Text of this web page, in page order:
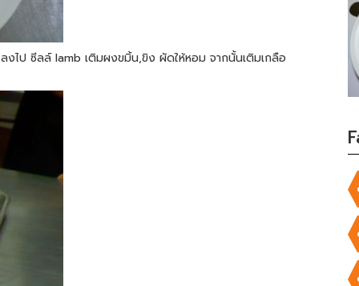
ไป ซีลล์ lamb เติมผงขมิ้น,ขิง ผัดให้หอม จากนั้นเติมเกลือ